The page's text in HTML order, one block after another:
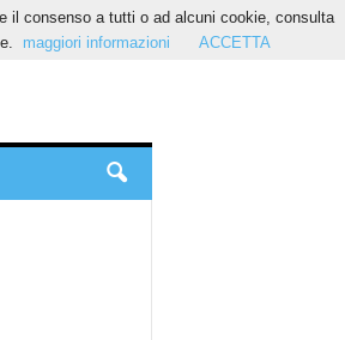
il consenso a tutti o ad alcuni cookie, consulta
maggiori informazioni ACCETTA